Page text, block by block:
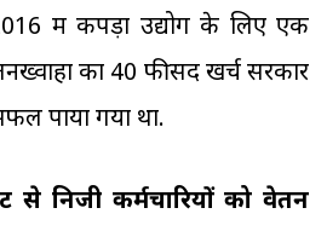
में कपड़ा उद्योग के लिए एक
का 40 फीसद खर्च सरकार
पाया गया था.
से निजी कर्मचारियों को वेतन